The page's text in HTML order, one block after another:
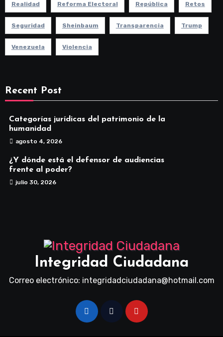
Realidad Reforma Electoral República Retos
Seguridad Sheinbaum Transparencia Trump
Venezuela Violencia
Recent Post
Categorías jurídicas del patrimonio de la
humanidad
agosto 4, 2026
¿Y dónde está el defensor de audiencias
frente al poder?
julio 30, 2026
Integridad Ciudadana
Correo electrónico: integridadciudadana@hotmail.com